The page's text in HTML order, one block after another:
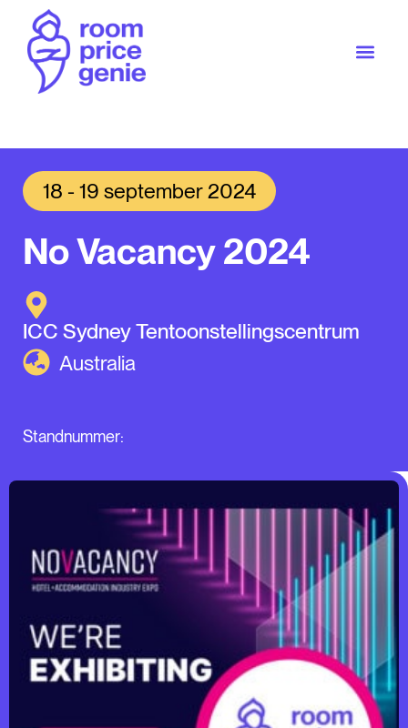
18 - 19 september 2024
No Vacancy 2024
ICC Sydney Tentoonstellingscentrum
Australia
Standnummer: